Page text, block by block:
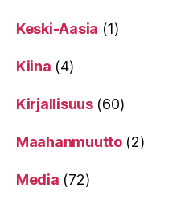
Keski-Aasia (1)
Kiina (4)
Kirjallisuus(60)
Maahanmuutto(2)
Media (72)